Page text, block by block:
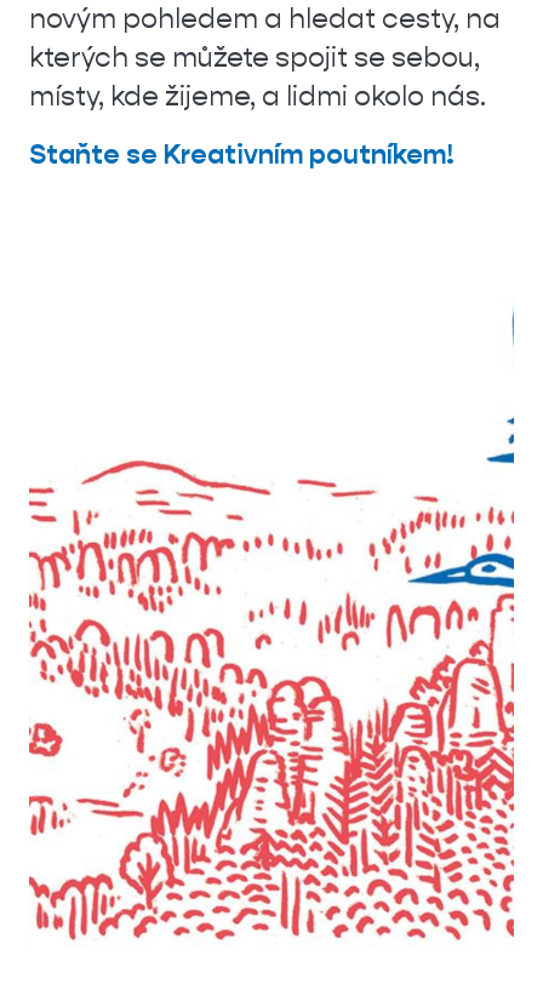
novým pohledem a hledat cesty, na
kterých se můžete spojit se sebou,
místy, kde žijeme, a lidmi okolo nás.
Staňte se Kreativním poutníkem!